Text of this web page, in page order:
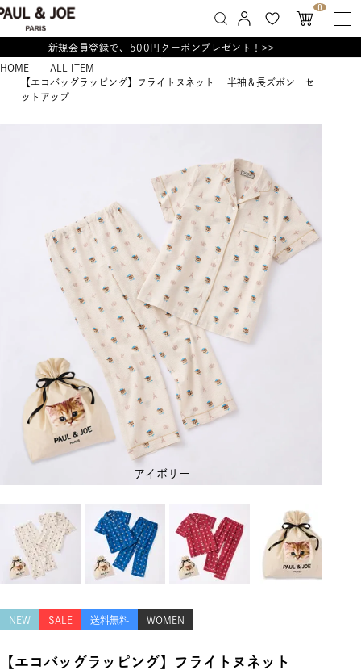
0
新規会員登録で、500円クーポンプレゼント！>>
HOME
ALL ITEM
【エコバッグラッピング】フライトヌネット 半袖＆長ズボン セ
ットアップ
アイボリー
NEW SALE 送料無料 WOMEN
【エコバッグラッピング】フライトヌネット